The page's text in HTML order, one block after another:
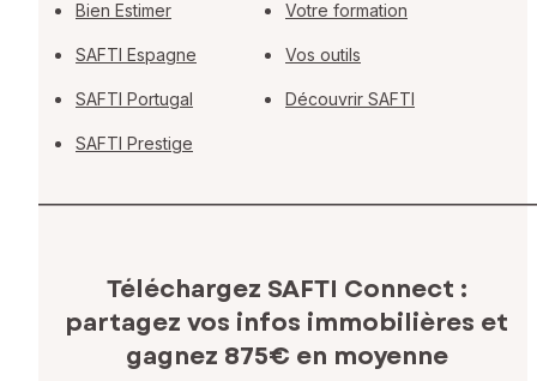
Bien Estimer
SAFTI Espagne
SAFTI Portugal
SAFTI Prestige
Votre formation
Vos outils
Découvrir SAFTI
Téléchargez SAFTI Connect :
partagez vos infos immobilières et
gagnez 875€ en moyenne